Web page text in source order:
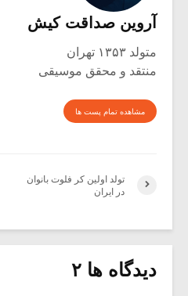
آروین صداقت کیش
متولد ۱۳۵۳ تهران
منتقد و محقق موسیقی
مشاهده تمام پست ها
تولد اولین کر فلوت بانوان
در ایران
دیدگاه ها ۲